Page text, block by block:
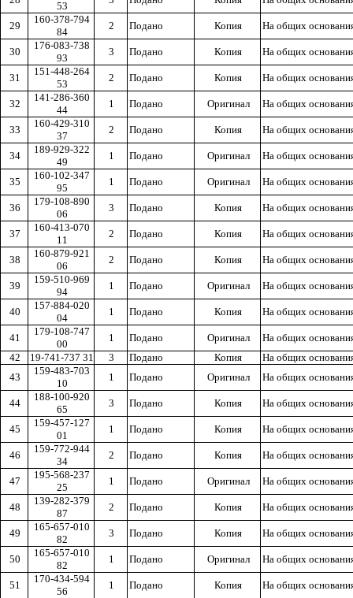
53
29
160-378-794
84
2 Подано Копия На общих
30
176-083-738
93
3 Подано Копия На общих
31
151-448-264
53
2 Подано Копия На общих
32
141-286-360
44
1 Подано Оригинал На общих
33
160-429-310
37
2 Подано Копия На общих
34
189-929-322
49
1 Подано Оригинал На общих
35
160-102-347
95
1 Подано Оригинал На общих
36
179-108-890
06
3 Подано Копия На общих
37
160-413-070
11
2 Подано Копия На общих
38
160-879-921
06
2 Подано Копия На общих
39
159-510-969
94
1 Подано Оригинал На общих
40
157-884-020
04
1 Подано Копия На общих
41
179-108-747
00
1 Подано Оригинал
На общих
42
19-741-737 31 3 Подано Копия
На общих
43
159-483-703
10
1 Подано Оригинал На общих
44
188-100-920
65
3 Подано Копия На общих
45
159-457-127
01
1 Подано Копия На общих
46
159-772-944
34
2 Подано Копия На общих
47
195-568-237
25
1 Подано Оригинал На общих
48
139-282-379
87
2 Подано Копия На общих
49
165-657-010
82
3 Подано Копия На общих
50
165-657-010
82
1 Подано Оригинал На общих
51
170-434-594
56
1 Подано Копия На общих